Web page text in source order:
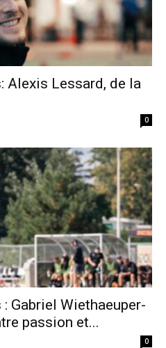
Alexis Lessard, de la
0
Gabriel Wiethaeuper-
passion et...
0